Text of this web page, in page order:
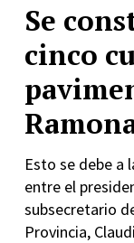
Se
cinco
Esto se debe a
entre el
subsecretario
Provincia,